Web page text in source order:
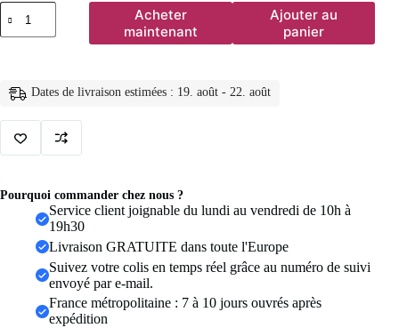
quantité
de
Collier
Sexy
Punk,
Ras
Cou
Gothique
Personnalisé,
Clavicule,
Accessoires
Bijoux
Acheter
maintenant
Ajouter au
panier
Dates de livraison estimées : 19. août - 22. août
Pourquoi commander chez nous ?
Service client joignable du lundi au vendredi de 10h à
19h30
Livraison GRATUITE dans toute l'Europe
Suivez votre colis en temps réel grâce au numéro de suivi
envoyé par e-mail.
France métropolitaine : 7 à 10 jours ouvrés après
expédition